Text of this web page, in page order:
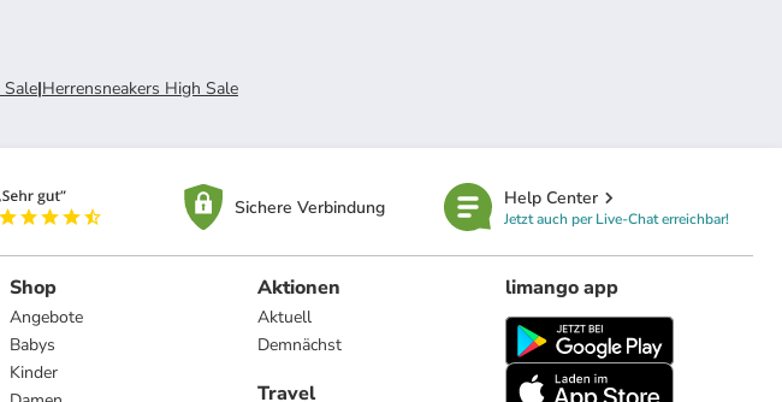
Sale|Herrensneakers High Sale
Sichere Verbindung Help Center
Jetzt auch per Live-Chat erreichbar!
Shop
Angebote
Babys
Kinder
Aktionen
Aktuell
Demnächst
Travel
limango app